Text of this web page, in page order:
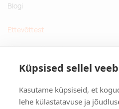
Küpsised sellel
Kasutame küpsiseid, et
lehe külastatavuse ja
Blogi
Ettevõttest
Küsimused ja vastused
Privaatsuspoliitika
Kontakt